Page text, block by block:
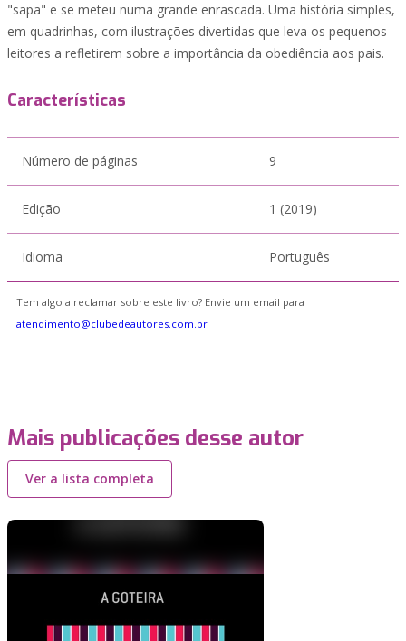
"sapa" e se meteu numa grande enrascada. Uma história simples,
em quadrinhas, com ilustrações divertidas que leva os pequenos
leitores a refletirem sobre a importância da obediência aos pais.
Características
Número de páginas 9
Edição 1 (2019)
Idioma Português
Tem algo a reclamar sobre este livro? Envie um email para
atendimento@clubedeautores.com.br
Mais publicações desse autor
Ver a lista completa